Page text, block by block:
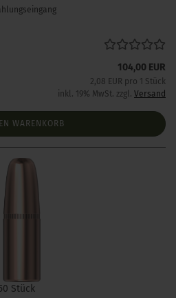
104,00 EUR
2,08 EUR pro 1 Stück
inkl. 19% MwSt. zzgl. Versand
WARENKORB
Stück